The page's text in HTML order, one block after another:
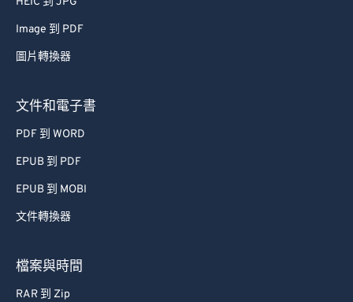
Image 到 PDF
圖片轉換器
文件和電子書
PDF 到 WORD
EPUB 到 PDF
EPUB 到 MOBI
文件轉換器
檔案與時間
RAR 到 Zip